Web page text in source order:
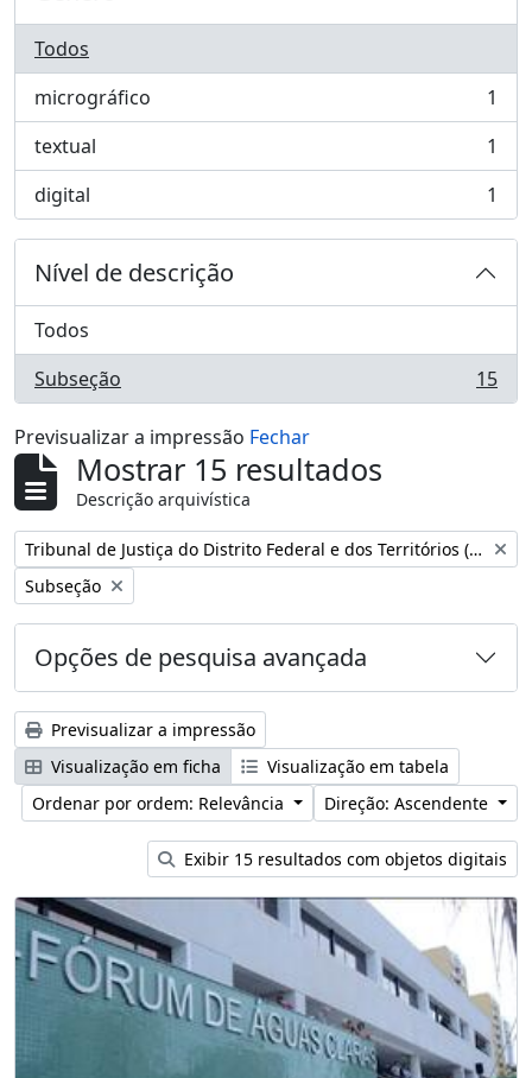
Todos
micrográfico
, 1 resultados
1
textual
, 1 resultados
1
digital
, 1 resultados 1
Nível de descrição
Todos
Subseção
, 15 resultados 15
Previsualizar a impressão Fechar
Mostrar 15 resultados
Descrição arquivística
Remover filtro:
Tribunal de Justiça do Distrito Federal e dos Territórios (Brasil)
Remover filtro:
Subseção
Opções de pesquisa avançada
Previsualizar a impressão
Visualização em ficha
Visualização em tabela
Ordenar por ordem: Relevância
Direção: Ascendente
Exibir 15 resultados com objetos digitais